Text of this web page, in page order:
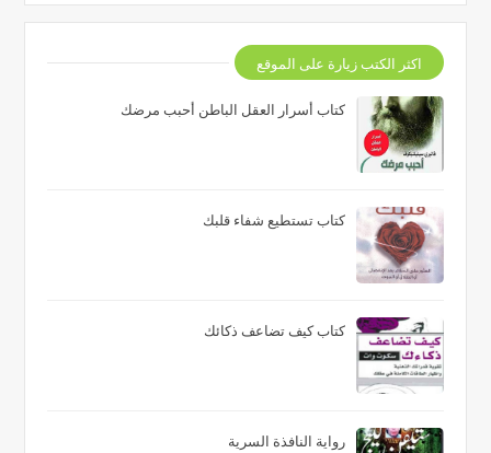
اكثر الكتب زيارة على الموقع
كتاب أسرار العقل الباطن أحبب مرضك
كتاب تستطيع شفاء قلبك
كتاب كيف تضاعف ذكائك
رواية النافذة السرية